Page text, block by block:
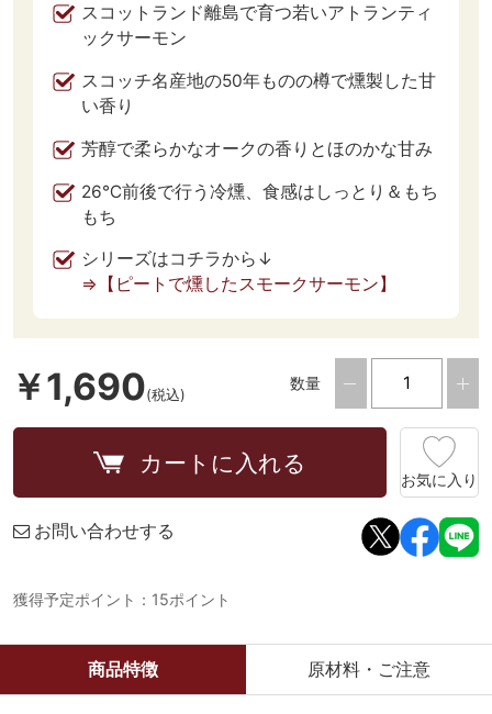
スコットランド離島で育つ若いアトランティ
ックサーモン
スコッチ名産地の50年ものの樽で燻製した甘
い香り
芳醇で柔らかなオークの香りとほのかな甘み
26℃前後で行う冷燻、食感はしっとり＆もち
もち
シリーズはコチラから↓
⇒【ピートで燻したスモークサーモン】
￥1,690(税込)
数量
カートに入れる
お気に入り
お問い合わせする
獲得予定ポイント：15ポイント
商品特徴 原材料・ご注意